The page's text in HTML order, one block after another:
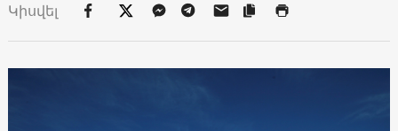
Կիսվել